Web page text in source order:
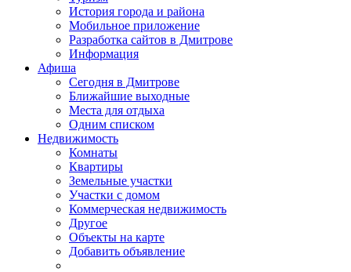
История города и района
Мобильное приложение
Разработка сайтов в Дмитрове
Информация
Афиша
Сегодня в Дмитрове
Ближайшие выходные
Места для отдыха
Одним списком
Недвижимость
Комнаты
Квартиры
Земельные участки
Участки с домом
Коммерческая недвижимость
Другое
Объекты на карте
Добавить объявление